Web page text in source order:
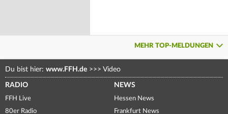
MEHR TOP-MELDUNGEN
Du bist hier: www.FFH.de >>> Video
RADIO
FFH Live
80er Radio
NEWS
Hessen News
Frankfurt News